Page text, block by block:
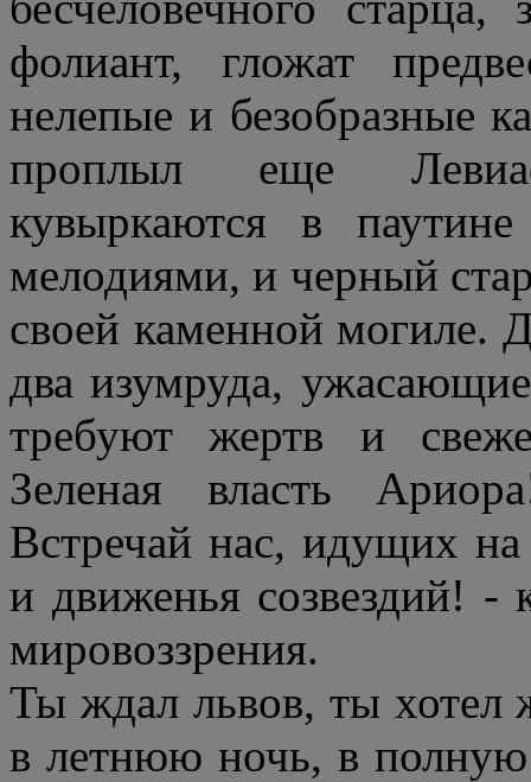
фолиант, гложат
нелепые и безобразные
проплыл еще
кувыркаются в
мелодиями, и черный
своей каменной могиле.
два изумруда,
требуют жертв и
Зеленая власть
Встречай нас, идущих
и движенья созвездий! -
мировоззрения.
Ты ждал львов, ты хотел
в летнюю ночь, в полную